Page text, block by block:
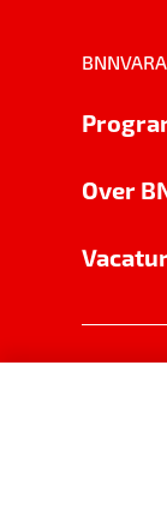
BNNVARA
Over